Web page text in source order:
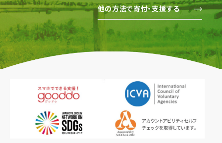
他の方法で寄付・支援する